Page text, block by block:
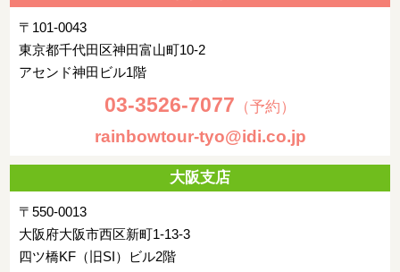
〒101-0043
東京都千代田区神田富山町10-2
アセンド神田ビル1階
03-3526-7077 （予約）
rainbowtour-tyo@idi.co.jp
大阪支店
〒550-0013
大阪府大阪市西区新町1-13-3
四ツ橋KF（旧SI）ビル2階